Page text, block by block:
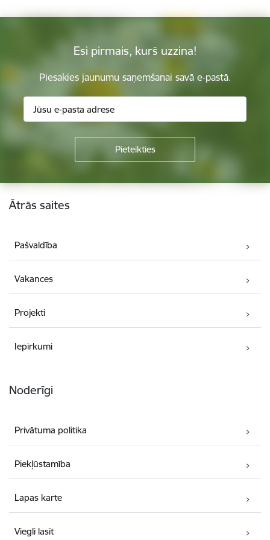
Esi pirmais, kurš uzzina!
Piesakies jaunumu saņemšanai savā e-pastā.
Kājene
Ātrās saites
Pašvaldība
Vakances
Projekti
Iepirkumi
Noderīgi
Privātuma politika
Piekļūstamība
Lapas karte
Viegli lasīt